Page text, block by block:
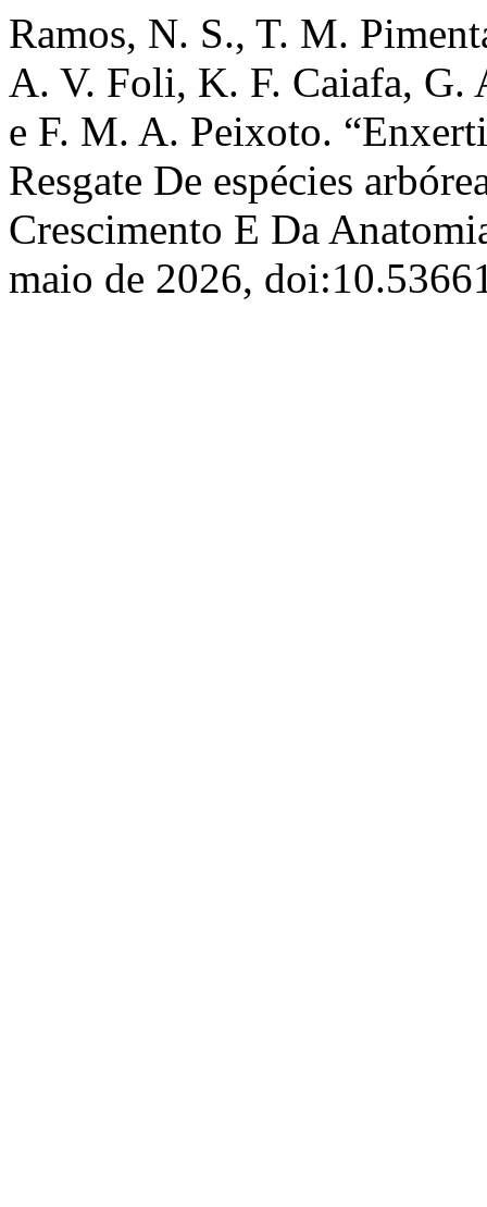
Ramos, N. S., T. M.
A. V. Foli, K. F. Caiafa, G.
e F. M. A. Peixoto.
Resgate De espécies
Crescimento E Da
maio de 2026,